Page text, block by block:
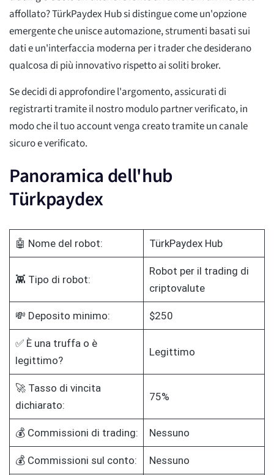
affollato? TürkPaydex Hub si distingue come un'opzione
emergente che unisce automazione, strumenti basati sui
dati e un'interfaccia moderna per i trader che desiderano
qualcosa di più innovativo rispetto ai soliti broker.
Se decidi di approfondire l'argomento, assicurati di
registrarti tramite il nostro modulo partner verificato, in
modo che il tuo account venga creato tramite un canale
sicuro e verificato.
Panoramica dell'hub
Türkpaydex
🤖 Nome del robot: TürkPaydex Hub
👾 Tipo di robot:
Robot per il trading di
criptovalute
💸 Deposito minimo: $250
✅ È una truffa o è
legittimo?
Legittimo
🚀 Tasso di vincita
dichiarato:
75%
💰 Commissioni di trading: Nessuno
💰 Commissioni sul conto: Nessuno